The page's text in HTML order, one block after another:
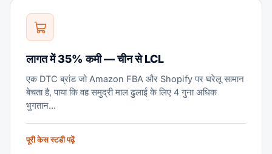
लागत में 35% कमी — चीन से LCL
एक DTC ब्रांड जो Amazon FBA और Shopify पर घरेलू सामान
बेचता है, पाया कि वह समुद्री माल ढुलाई के लिए 4 गुना अधिक
भुगतान...
पूरी केस स्टडी पढ़ें